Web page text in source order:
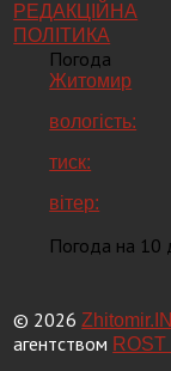
РЕДАКЦІЙНА
ПОЛІТИКА
Погода
Житомир
вологість:
тиск:
вітер:
Погода на 10
© 2026
агентством ROST